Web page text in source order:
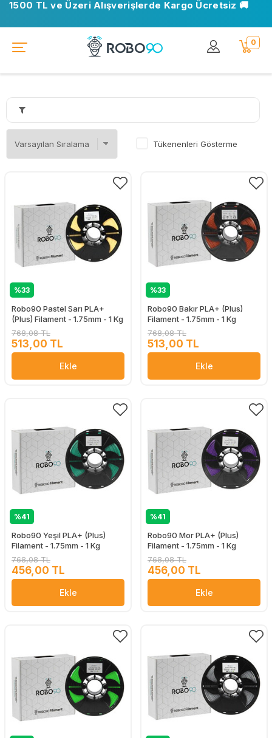
1500 TL ve Üzeri Alışverişlerde Kargo Ücretsiz 🚚
📍 Ofisimiz taşındı. Yeni adresimiz: Ostim OSB, Turan
0
Tükenenleri Gösterme
%33
Robo90 Pastel Sarı PLA+
(Plus) Filament - 1.75mm - 1 Kg
768,08 TL
513,00 TL
Ekle
%33
Robo90 Bakır PLA+ (Plus)
Filament - 1.75mm - 1 Kg
768,08 TL
513,00 TL
Ekle
%41
Robo90 Yeşil PLA+ (Plus)
Filament - 1.75mm - 1 Kg
768,08 TL
456,00 TL
Ekle
%41
Robo90 Mor PLA+ (Plus)
Filament - 1.75mm - 1 Kg
768,08 TL
456,00 TL
Ekle